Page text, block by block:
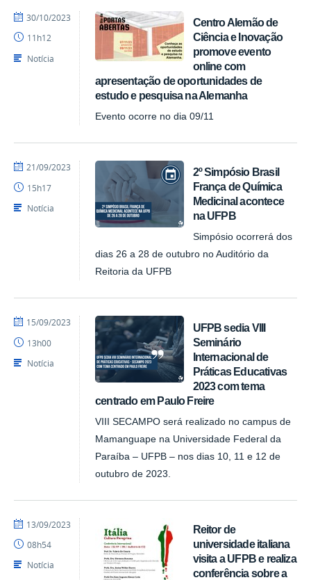
Centro Alemão de
Ciência e Inovação
promove evento
online com
apresentação de oportunidades de
estudo e pesquisa na Alemanha
Evento ocorre no dia 09/11
por
publicado
30/10/2023
11h12
Notícia
2º Simpósio Brasil
França de Química
Medicinal acontece
na UFPB
Simpósio ocorrerá dos
dias 26 a 28 de outubro no Auditório da
Reitoria da UFPB
por
publicado
21/09/2023
15h17
Notícia
UFPB sedia VIII
Seminário
Internacional de
Práticas Educativas
2023 com tema
centrado em Paulo Freire
VIII SECAMPO será realizado no campus de
Mamanguape na Universidade Federal da
Paraíba – UFPB – nos dias 10, 11 e 12 de
outubro de 2023.
por
publicado
15/09/2023
13h00
Notícia
Reitor de
universidade italiana
visita a UFPB e realiza
conferência sobre a
por
publicado
13/09/2023
08h54
Notícia